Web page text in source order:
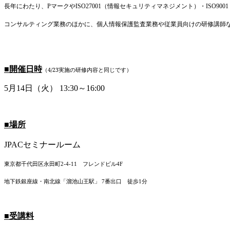
長年にわたり、 PマークやISO27001 （情報セキュリティマネジメント）・ ISO9001
コンサルティング業務のほかに、個人情報保護監査業務や従業員向けの研修講
■開催日時（4/23実施の研修内容と同じです）
5月 14日（火） 13:30～ 16:00
■場所
JPACセミナールーム
東京都千代田区永田町2-4-11 フレンドビル4F
地下鉄銀座線・南北線「溜池山王駅」 7番出口 徒歩1 分
■受講料